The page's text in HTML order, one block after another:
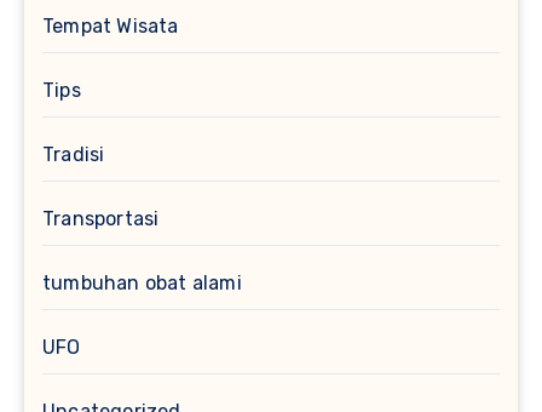
Tempat Wisata
Tips
Tradisi
Transportasi
tumbuhan obat alami
UFO